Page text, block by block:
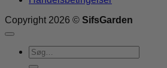
Copyright 2026 © SifsGarden
Søg
efter: